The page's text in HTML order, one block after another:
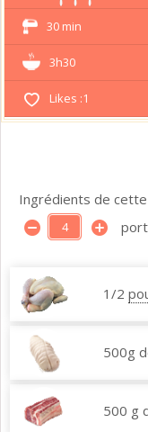
30 min
3h30
Likes :1
Ingrédients de
1/2
500g
500 g